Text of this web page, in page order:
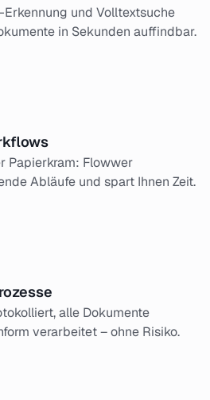
und Volltextsuche
in Sekunden auffindbar.
Papierkram: Flowwer
Abläufe und spart Ihnen Zeit.
alle Dokumente
verarbeitet – ohne Risiko.